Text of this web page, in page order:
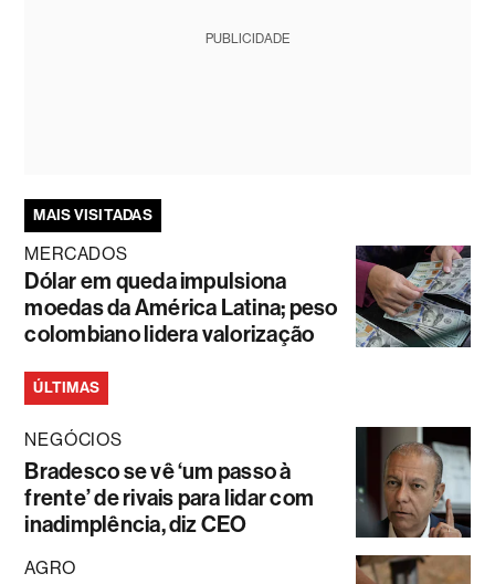
PUBLICIDADE
MAIS VISITADAS
MERCADOS
Dólar em queda impulsiona
moedas da América Latina; peso
colombiano lidera valorização
ÚLTIMAS
NEGÓCIOS
Bradesco se vê ‘um passo à
frente’ de rivais para lidar com
inadimplência, diz CEO
AGRO